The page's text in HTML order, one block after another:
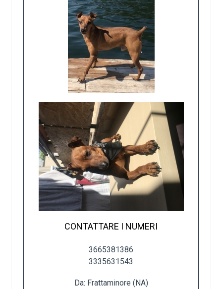
CONTATTARE I NUMERI
3665381386
3335631543
Da: Frattaminore (NA)